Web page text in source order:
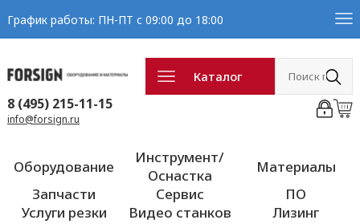
График работы: ПН-ПТ с 09:00 до 18:00
Каталог
8 (495) 215-11-15
info@forsign.ru
Оборудование
Инструмент/
Оснастка
Материалы
Запчасти
Сервис
ПО
Услуги резки
Видео станков Лизинг